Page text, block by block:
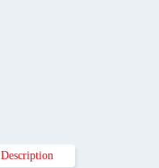
Description